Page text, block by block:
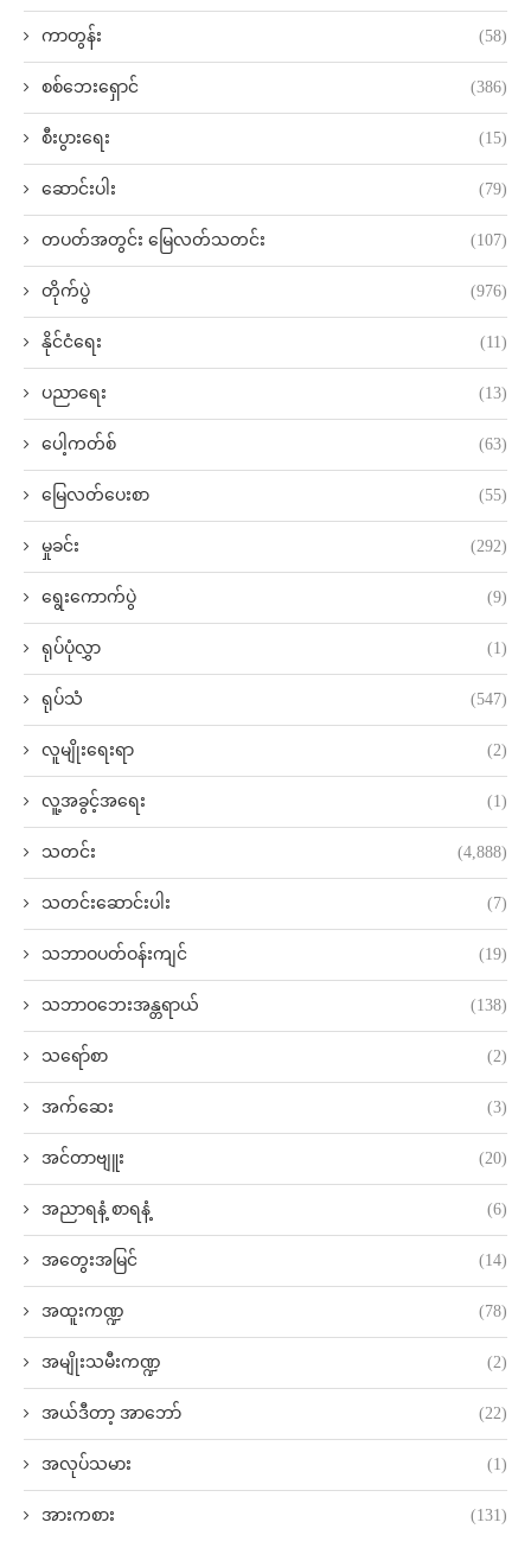
ကာတွန်း (58)
စစ်ဘေးရှောင် (386)
စီးပွားရေး (15)
ဆောင်းပါး (79)
တပတ်အတွင်း မြေလတ်သတင်း (107)
တိုက်ပွဲ (976)
နိုင်ငံရေး (11)
ပညာရေး (13)
ပေါ့ကတ်စ် (63)
မြေလတ်ပေးစာ (55)
မှုခင်း (292)
ရွေးကောက်ပွဲ (9)
ရုပ်ပုံလွှာ (1)
ရုပ်သံ (547)
လူမျိုးရေးရာ (2)
လူ့အခွင့်အရေး (1)
သတင်း (4,888)
သတင်းဆောင်းပါး (7)
သဘာဝပတ်ဝန်းကျင် (19)
သဘာဝဘေးအန္တရာယ် (138)
သရော်စာ (2)
အက်ဆေး (3)
အင်တာဗျူး (20)
အညာရနံ့ စာရနံ့ (6)
အတွေးအမြင် (14)
အထူးကဏ္ဍ (78)
အမျိုးသမီးကဏ္ဍ (2)
အယ်ဒီတာ့ အာဘော် (22)
အလုပ်သမား (1)
အားကစား (131)